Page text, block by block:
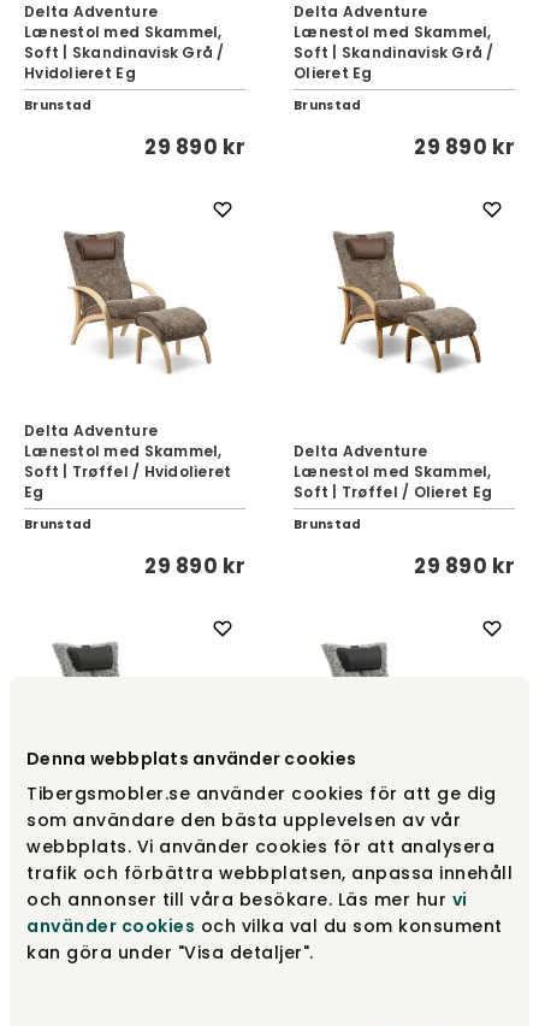
Denna webbplats använder cookies
Tibergsmobler.se använder cookies för att ge dig
som användare den bästa upplevelsen av vår
webbplats. Vi använder cookies för att analysera
trafik och förbättra webbplatsen, anpassa innehåll
och annonser till våra besökare. Läs mer hur vi
använder cookies och vilka val du som konsument
kan göra under "Visa detaljer".
Delta Adventure
Lænestol med Skammel,
Soft | Skandinavisk Grå /
Hvidolieret Eg
Brunstad
29 890 kr
Delta Adventure
Lænestol med Skammel,
Soft | Skandinavisk Grå /
Olieret Eg
Brunstad
29 890 kr
Delta Adventure
Lænestol med Skammel,
Soft | Trøffel / Hvidolieret
Eg
Brunstad
29 890 kr
Delta Adventure
Lænestol med Skammel,
Soft | Trøffel / Olieret Eg
Brunstad
29 890 kr
Delta Adventure
Lænestol med Skammel,
Standard | Skandinavisk
Grå / Hvidolieret Eg
Brunstad
Delta Adventure
Lænestol med Skammel,
Standard | Skandinavisk
Grå / Olieret Eg
Brunstad